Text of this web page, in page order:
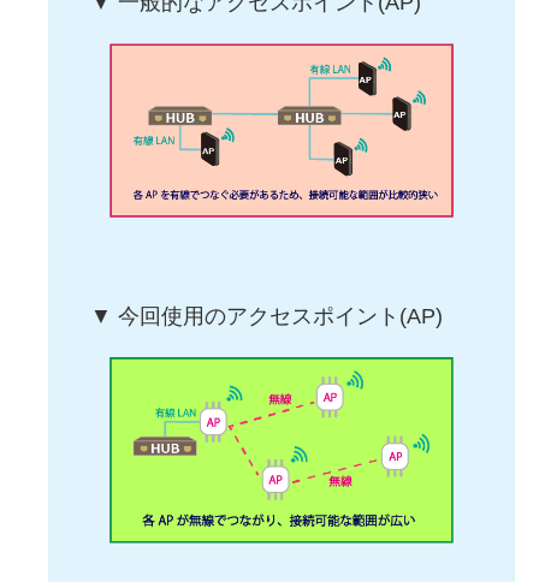
▼ 今回使用のアクセスポイント(AP)